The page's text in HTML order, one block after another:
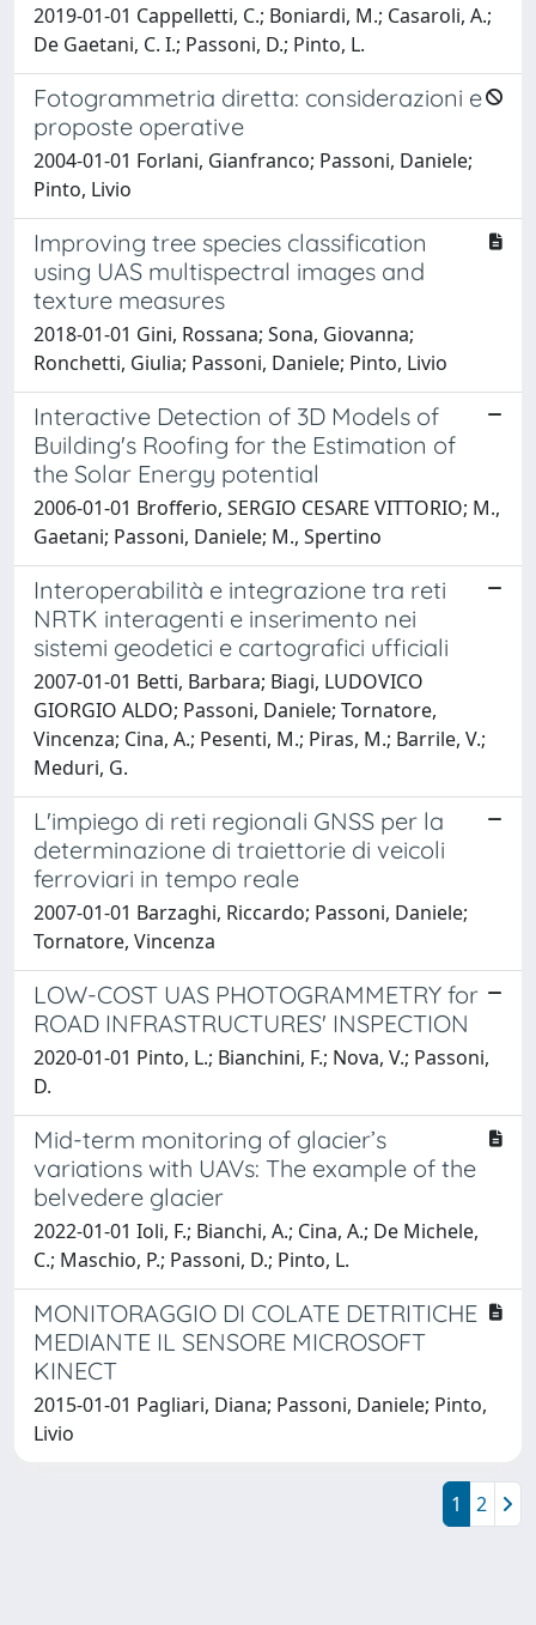
2019-01-01 Cappelletti, C.; Boniardi, M.; Casaroli, A.;
De Gaetani, C. I.; Passoni, D.; Pinto, L.
Fotogrammetria diretta: considerazioni e
proposte operative
2004-01-01 Forlani, Gianfranco; Passoni, Daniele;
Pinto, Livio
Improving tree species classification
using UAS multispectral images and
texture measures
2018-01-01 Gini, Rossana; Sona, Giovanna;
Ronchetti, Giulia; Passoni, Daniele; Pinto, Livio
Interactive Detection of 3D Models of
Building's Roofing for the Estimation of
the Solar Energy potential
2006-01-01 Brofferio, SERGIO CESARE VITTORIO; M.,
Gaetani; Passoni, Daniele; M., Spertino
Interoperabilità e integrazione tra reti
NRTK interagenti e inserimento nei
sistemi geodetici e cartografici ufficiali
2007-01-01 Betti, Barbara; Biagi, LUDOVICO
GIORGIO ALDO; Passoni, Daniele; Tornatore,
Vincenza; Cina, A.; Pesenti, M.; Piras, M.; Barrile, V.;
Meduri, G.
L'impiego di reti regionali GNSS per la
determinazione di traiettorie di veicoli
ferroviari in tempo reale
2007-01-01 Barzaghi, Riccardo; Passoni, Daniele;
Tornatore, Vincenza
LOW-COST UAS PHOTOGRAMMETRY for
ROAD INFRASTRUCTURES' INSPECTION
2020-01-01 Pinto, L.; Bianchini, F.; Nova, V.; Passoni,
D.
Mid-term monitoring of glacier’s
variations with UAVs: The example of the
belvedere glacier
2022-01-01 Ioli, F.; Bianchi, A.; Cina, A.; De Michele,
C.; Maschio, P.; Passoni, D.; Pinto, L.
MONITORAGGIO DI COLATE DETRITICHE
MEDIANTE IL SENSORE MICROSOFT
KINECT
2015-01-01 Pagliari, Diana; Passoni, Daniele; Pinto,
Livio
1 2